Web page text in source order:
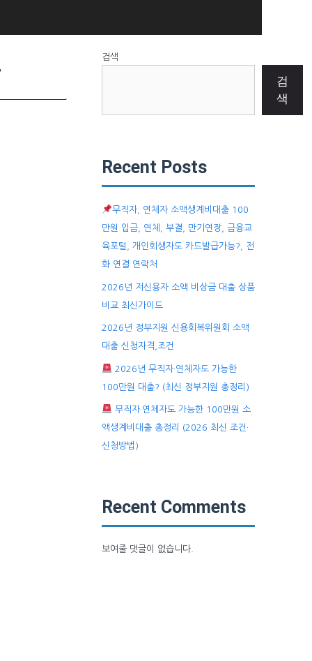
검색
검
색
Recent Posts
무직자, 연체자 소액생계비대출 100
만원 입금, 연체, 부결, 만기연장, 금융교
육포털, 개인회생자도 카드발급가능?, 전
화 연결 연락처
2026년 저신용자 소액 비상금 대출 상품
비교 최신가이드
2026년 정부지원 신용회복위원회 소액
대출 신청자격,조건
2026년 무직자·연체자도 가능한
100만원 대출? (최신 정부지원 총정리)
무직자·연체자도 가능한 100만원 소
액생계비대출 총정리 (2026 최신 조건·
신청방법)
Recent Comments
보여줄 댓글이 없습니다.